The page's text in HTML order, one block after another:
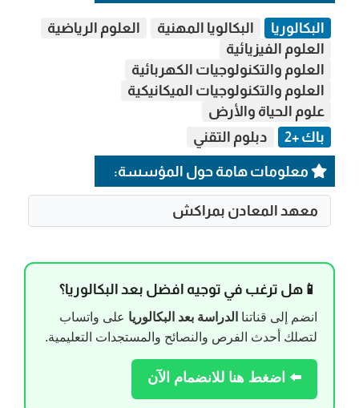
البكالوريا البكالويا المهنية
العلوم الرياضية
العلوم الفيزيائية
العلوم والتكنولوجيات الكهربائية
العلوم والتكنولوجيات الميكانيكية
علوم الحياة والأرض
باك +2
دبلوم التقني
معلومات هامة حول المؤسسة:
معهد المعادن بمراكش
📱هل ترغب في توجيه افضل بعد البكالوريا؟
انضم إلى قناتنا الدراسة بعد البكالوريا على واتساب
لتصلك أحدث الفرص والنصائح والمستجدات التعليمية.
⬅️ اضغط هنا للانضمام الآن